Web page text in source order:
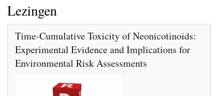
Lezingen
Time-Cumulative Toxicity of Neonicotinoids:
Experimental Evidence and Implications for
Environmental Risk Assessments